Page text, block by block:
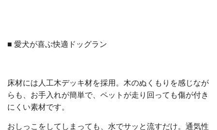
■ 愛犬が喜ぶ快適ドッグラン
床材には人工木デッキ材を採用。木のぬくもりを感じなが
らも、お手入れが簡単で、ペットが走り回っても傷が付き
にくい素材です。
おしっこをしてしまっても、水でサッと流すだけ。通気性